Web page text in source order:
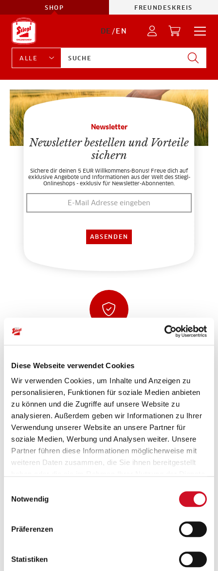
Diese Webseite verwendet Cookies
Wir verwenden Cookies, um Inhalte und Anzeigen zu
personalisieren, Funktionen für soziale Medien anbieten
zu können und die Zugriffe auf unsere Website zu
analysieren. Außerdem geben wir Informationen zu Ihrer
Verwendung unserer Website an unsere Partner für
soziale Medien, Werbung und Analysen weiter. Unsere
Partner führen diese Informationen möglicherweise mit
weiteren Daten zusammen, die Sie ihnen bereitgestellt
Notwendig
Präferenzen
Statistiken
SHOP FREUNDESKREIS
DE/EN
Newsletter
Newsletter bestellen und Vorteile
sichern
Sichere dir deinen 5 EUR Willkommens-Bonus! Freue dich auf
exklusive Angebote und Informationen aus der Welt des Stiegl-
Onlineshops - exklusiv für Newsletter-Abonnenten.
Sicher einkaufen und bezahlen
Ab einem Bestellwert von 50 Euro wird deine
Bestellung innerhalb Österreichs gratis versendet.